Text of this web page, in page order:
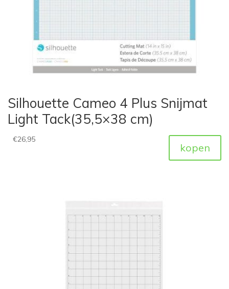
Silhouette Cameo 4 Plus Snijmat
Light Tack(35,5×38 cm)
€26,95
kopen